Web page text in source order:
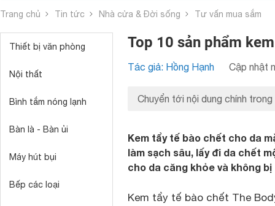
Trang chủ Tin tức Nhà cửa & Đời sống Tư vấn mua sắm
Thiết bị văn phòng
Nội thất
Bình tắm nóng lạnh
Bàn là - Bàn ủi
Máy hút bụi
Bếp các loại
Top 10 sản phẩm
Tác giả: Hồng Hạnh Cập nhật
Chuyển tới nội dung chính trong
Kem tẩy tế bào chết cho da
làm sạch sâu, lấy đi da chết
cho da căng khỏe và không
Kem tẩy tế bào chết The